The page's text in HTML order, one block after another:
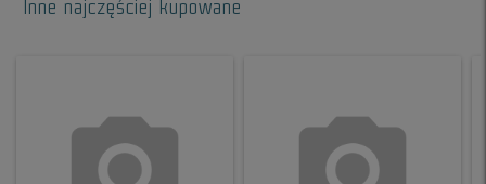
Inne najczęściej kupowane